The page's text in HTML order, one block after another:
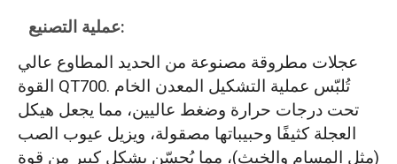
عملية التصنيع:
عجلات مطروقة مصنوعة من الحديد المطاوع عالي
القوة QT700. تُلبّس عملية التشكيل المعدن الخام
تحت درجات حرارة وضغط عاليين، مما يجعل هيكل
العجلة كثيفًا وحبيباتها مصقولة، ويزيل عيوب الصب
(مثل المسام والخبث)، مما يُحسّن بشكل كبير من قوة